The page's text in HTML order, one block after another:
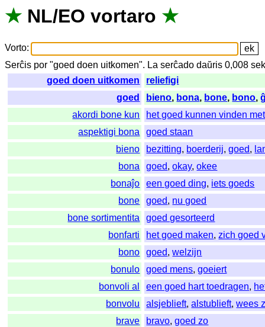
★ NL/EO vortaro ★
Vorto:
Serĉis por "goed doen uitkomen". La serĉado daŭris 0,008
goed doen uitkomen
reliefigi
goed
bieno, bona, bone, bono,
akordi bone kun
het goed kunnen vinden met
aspektigi bona
goed staan
bieno
bezitting, boerderij,goed,
bona
goed,okay,okee
bonaĵo
een goed ding, iets goeds
bone
goed, nu goed
bone sortimentita
goed gesorteerd
bonfarti
het goed maken,zich goed
bono
goed,welzijn
bonulo
goed mens,goeiert
bonvoli al
een goed hart toedragen,
bonvolu
alsjeblieft,alstublieft,wees
brave
bravo,goed zo